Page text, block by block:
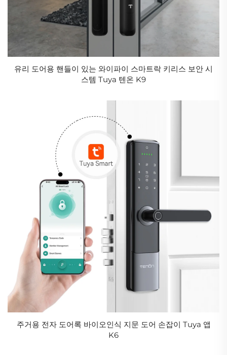
유리 도어용 핸들이 있는 와이파이 스마트락 키리스 보안 시
스템 Tuya 텐온 K9
주거용 전자 도어록 바이오인식 지문 도어 손잡이 Tuya 앱
K6